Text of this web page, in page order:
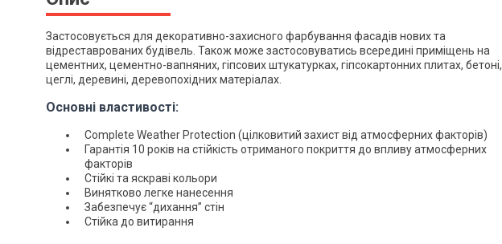
Застосовується для декоративно-захисного фарбування фасадів нових та
відреставрованих будівель. Також може застосовуватись всередині приміщень на
цементних, цементно-вапняних, гіпсових штукатурках, гіпсокартонних плитах, бетоні,
цеглі, деревині, деревопохідних матеріалах.
Основні властивості:
Complete Weather Protection (цілковитий захист від атмосферних факторів)
Гарантія 10 років на стійкість отриманого покриття до впливу атмосферних
факторів
Стійкі та яскраві кольори
Винятково легке нанесення
Забезпечує “дихання” стін
Стійка до витирання